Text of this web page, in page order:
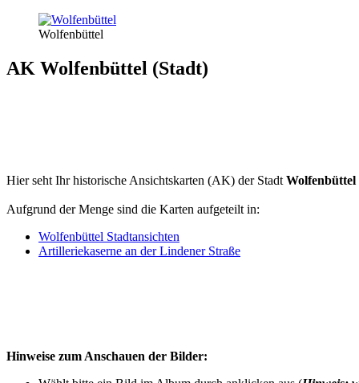
Wolfenbüttel
AK Wolfenbüttel (Stadt)
Hier seht Ihr historische Ansichtskarten (AK) der Stadt Wolfenbüttel
Aufgrund der Menge sind die Karten aufgeteilt in:
Wolfenbüttel Stadtansichten
Artilleriekaserne an der Lindener Straße
Hinweise zum Anschauen der Bilder: